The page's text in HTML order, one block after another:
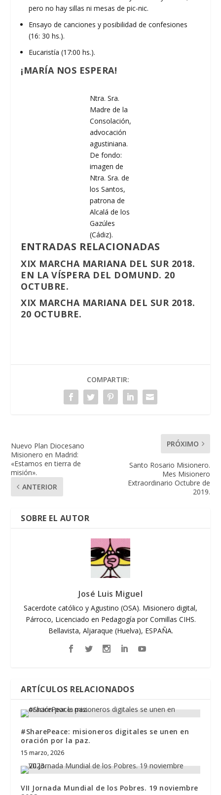
pero no hay sillas ni mesas de pic-nic.
Ensayo de canciones y posibilidad de confesiones
(16: 30 hs.).
Eucaristía (17:00 hs.).
¡MARÍA NOS ESPERA!
Ntra. Sra.
Madre de la
Consolación,
advocación
agustiniana.
De fondo:
imagen de
Ntra. Sra. de
los Santos,
patrona de
Alcalá de los
Gazúles
(Cádiz).
ENTRADAS RELACIONADAS
XIX MARCHA MARIANA DEL SUR 2018.
EN LA VÍSPERA DEL DOMUND. 20
OCTUBRE.
XIX MARCHA MARIANA DEL SUR 2018.
20 OCTUBRE.
COMPARTIR:
Nuevo Plan Diocesano
Misionero en Madrid:
«Estamos en tierra de
misión».
ANTERIOR
PRÓXIMO
Santo Rosario Misionero.
Mes Misionero
Extraordinario Octubre de
2019.
SOBRE EL AUTOR
José Luis Miguel
Sacerdote católico y Agustino (OSA). Misionero digital,
Párroco, Licenciado en Pedagogía por Comillas CIHS.
Bellavista, Aljaraque (Huelva), ESPAÑA.
ARTÍCULOS RELACIONADOS
#SharePeace: misioneros digitales se unen en
oración por la paz.
15 marzo, 2026
VII Jornada Mundial de los Pobres. 19 noviembre